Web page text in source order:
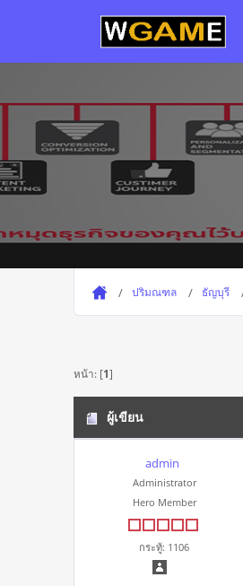
ปริมณฑล ธัญบุรี
หน้า: [1]
ผู้เขียน
admin
Administrator
Hero Member
กระทู้: 1106